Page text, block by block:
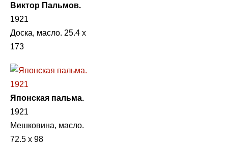
Виктор Пальмов.
1921
Доска, масло. 25.4 х
173
Японская пальма.
1921
Мешковина, масло.
72.5 х 98